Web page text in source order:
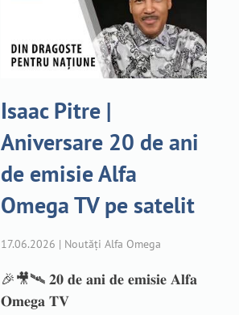
Isaac Pitre |
Aniversare 20 de ani
de emisie Alfa
Omega TV pe satelit
17.06.2026 | Noutăți Alfa Omega
🎉🎥🛰️ 𝟐𝟎 𝐝𝐞 𝐚𝐧𝐢 𝐝𝐞 𝐞𝐦𝐢𝐬𝐢𝐞 𝐀𝐥𝐟𝐚
𝐎𝐦𝐞𝐠𝐚 𝐓𝐕